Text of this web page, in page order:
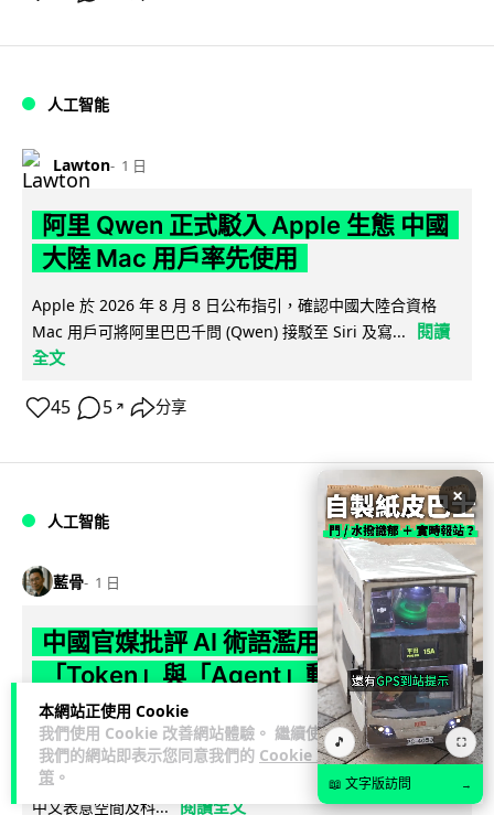
本網站正使用 Cookie
我們使用 Cookie 改善網站體驗。 繼續使用
我們的網站即表示您同意我們的 Cookie 政
策 。
人工智能
Lawton 1 日
阿里 Qwen 正式駁入 Apple 生態 中國
大陸 Mac 用戶率先使用
Apple 於 2026 年 8 月 8 日公布指引，確認中國大陸合資格
Mac 用戶可將阿里巴巴千問 (Qwen) 接駁至 Siri 及寫...
閱讀
全文
45 5 ↗ 分享
人工智能
藍骨 1 日
中國官媒批評 AI 術語濫用英文 稱
「Token」與「Agent」動搖科技話語
權
人民網旗下評論於 8 月 6 日發表文章，批評中國廣泛使用
「Token」、「Agent」及「LLM」等英文術語，認為做法侵蝕
中文表意空間及科... 閱讀全文
×
🎵 ⛶
📖 文字版訪問 →